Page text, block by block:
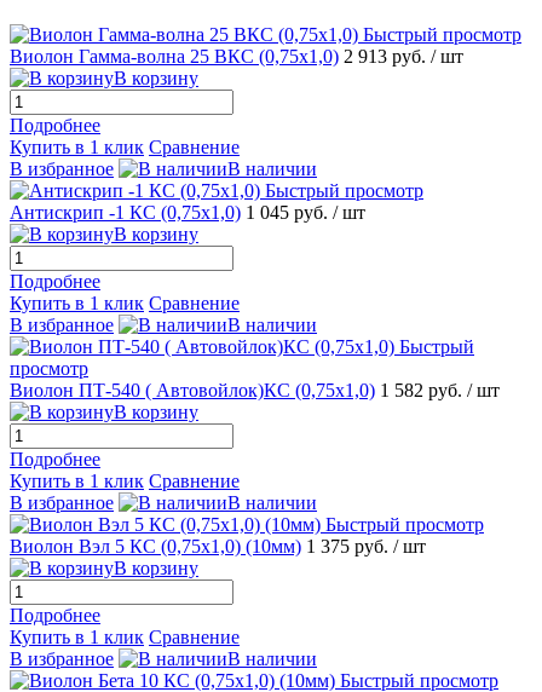
Быстрый просмотр
Виолон Гамма-волна 25 ВКС (0,75х1,0) 2 913 руб. / шт
В корзину
Подробнее
Купить в 1 клик Сравнение
В избранное
В наличии
Быстрый просмотр
Антискрип -1 КС (0,75х1,0) 1 045 руб. / шт
В корзину
Подробнее
Купить в 1 клик Сравнение
В избранное
В наличии
Быстрый
просмотр
Виолон ПТ-540 ( Автовойлок)КС (0,75х1,0) 1 582 руб. / шт
В корзину
Подробнее
Купить в 1 клик Сравнение
В избранное
В наличии
Быстрый просмотр
Виолон Вэл 5 КС (0,75х1,0) (10мм) 1 375 руб. / шт
В корзину
Подробнее
Купить в 1 клик Сравнение
В избранное
В наличии
Быстрый просмотр